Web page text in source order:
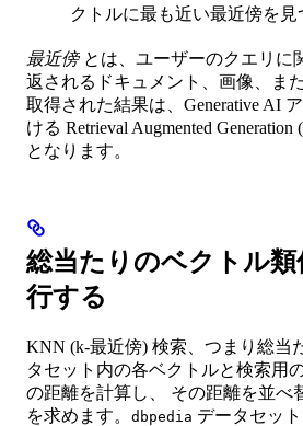
クトルに最も近い最近傍を見
最近傍とは、ユーザーのクエリに
返されるドキュメント、画像、ま
取得された結果は、Generative AI
ける Retrieval Augmented
となります。
総当たりのベクトル類
行する
KNN (k-最近傍) 検索、つまり総当
タセット内の各ベクトルと検索用
の距離を計算し、 その距離を並べ
を求めます。 dbpedia データセッ